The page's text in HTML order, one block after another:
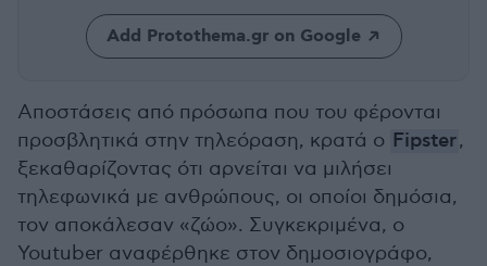
Add Protothema.gr on Google
Αποστάσεις από πρόσωπα που του φέρονται
προσβλητικά στην τηλεόραση, κρατά ο Fipster,
ξεκαθαρίζοντας ότι αρνείται να μιλήσει
τηλεφωνικά με ανθρώπους, οι οποίοι δημόσια,
τον αποκάλεσαν «ζώο». Συγκεκριμένα, ο
Youtuber αναφέρθηκε στον δημοσιογράφο,